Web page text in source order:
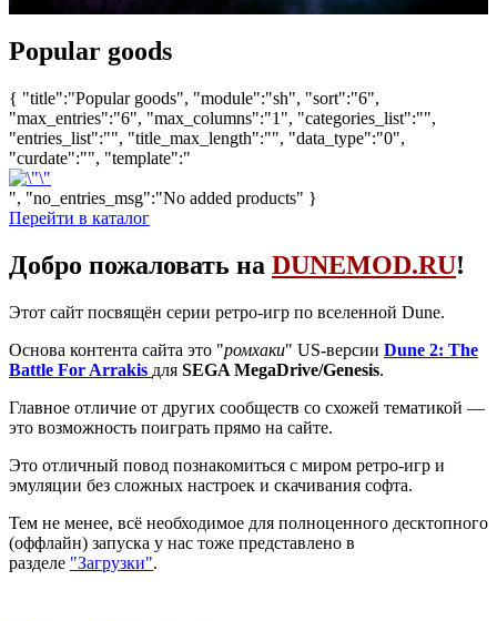
Popular goods
{ "title":"Popular goods", "module":"sh", "sort":"6",
"max_entries":"6", "max_columns":"1", "categories_list":"",
"entries_list":"", "title_max_length":"", "data_type":"0",
"curdate":"", "template":"
", "no_entries_msg":"No added products" }
Перейти в каталог
Добро пожаловать на DUNEMOD.RU!
Этот сайт посвящён серии ретро-игр по вселенной Dune.
Основа контента сайта это "ромхаки" US-версии Dune 2: The
Battle For Arrakis для SEGA MegaDrive/Genesis.
Главное отличие от других сообществ со схожей тематикой —
это возможность поиграть прямо на сайте.
Это отличный повод познакомиться с миром ретро-игр и
эмуляции без сложных настроек и скачивания софта.
Тем не менее, всё необходимое для полноценного десктопного
(оффлайн) запуска у нас тоже представлено в
разделе "Загрузки".